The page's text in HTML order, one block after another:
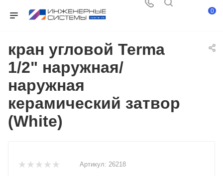
0
кран угловой Terma
1/2" наружная/
наружная
керамический затвор
(White)
Артикул: 26218